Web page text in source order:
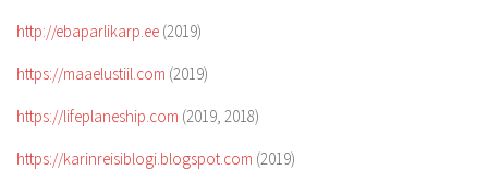
http://ebaparlikarp.ee (2019)
https://maaelustiil.com (2019)
https://lifeplaneship.com (2019, 2018)
https://karinreisiblogi.blogspot.com (2019)